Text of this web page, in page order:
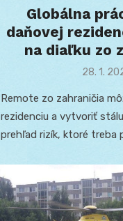
Globálna
daňovej
na diaľku zo
Posted
28. 1.
Remote zo zahraničia
rezidenciu a vytvoriť
prehľad rizík, ktoré treba